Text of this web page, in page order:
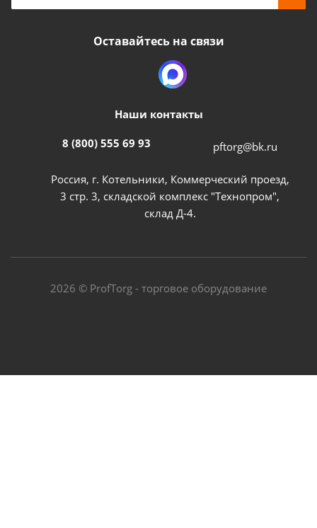
Оставайтесь на связи
Наши контакты
8 (800) 555 69 93 pftorg@bk.ru
Россия, г. Котельники, Коммерческий проезд,
3 стр. 3, складской комплекс "Технопром",
склад Д-4.
2026 © ProfTorg - торговое оборудование